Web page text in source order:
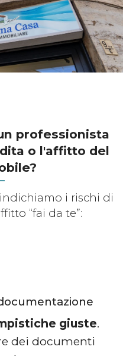
professionista
o l'affitto del
i rischi di
“fai da te”:
giuste.
dei documenti